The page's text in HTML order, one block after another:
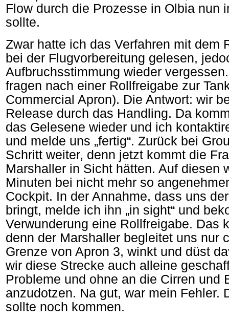
Flow durch die Prozesse in Olbia nun
sollte.
Zwar hatte ich das Verfahren mit dem
bei der Flugvorbereitung gelesen,
Aufbruchsstimmung wieder
fragen nach einer Rollfreigabe zur
Commercial Apron). Die Antwort: wir
Release durch das Handling. Da
das Gelesene wieder und ich
und melde uns „fertig“. Zurück bei
Schritt weiter, denn jetzt kommt die
Marshaller in Sicht hätten. Auf diesen
Minuten bei nicht mehr so
Cockpit. In der Annahme, dass uns
bringt, melde ich ihn „in sight“ und
Verwunderung eine Rollfreigabe. Das
denn der Marshaller begleitet uns nur
Grenze von Apron 3, winkt und düst
wir diese Strecke auch alleine
Probleme und ohne an die Cirren und
anzudotzen. Na gut, war mein Fehler.
sollte noch kommen.